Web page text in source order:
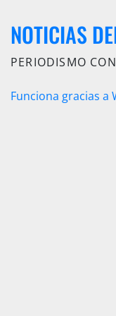
NOTICIAS
PERIODISMO
Funciona gracias a